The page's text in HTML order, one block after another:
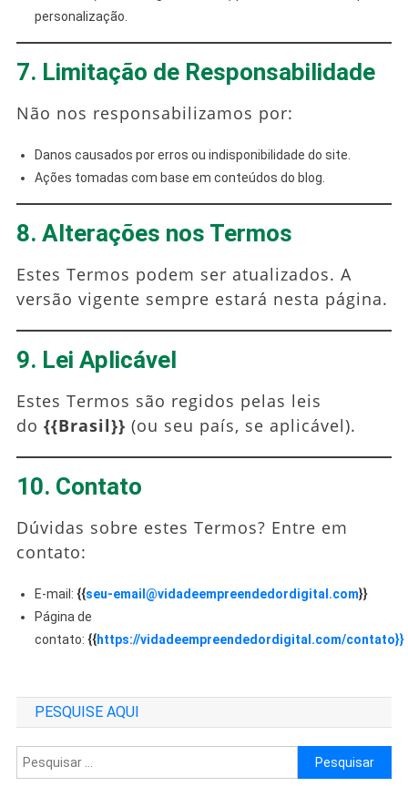
personalização.
7. Limitação de Responsabilidade
Não nos responsabilizamos por:
Danos causados por erros ou indisponibilidade do site.
Ações tomadas com base em conteúdos do blog.
8. Alterações nos Termos
Estes Termos podem ser atualizados. A
versão vigente sempre estará nesta página.
9. Lei Aplicável
Estes Termos são regidos pelas leis
do {{Brasil}} (ou seu país, se aplicável).
10. Contato
Dúvidas sobre estes Termos? Entre em
contato:
E-mail: {{seu-email@vidadeempreendedordigital.com}}
Página de
contato: {{https://vidadeempreendedordigital.com/contato}}
PESQUISE AQUI
Pesquisar
por: